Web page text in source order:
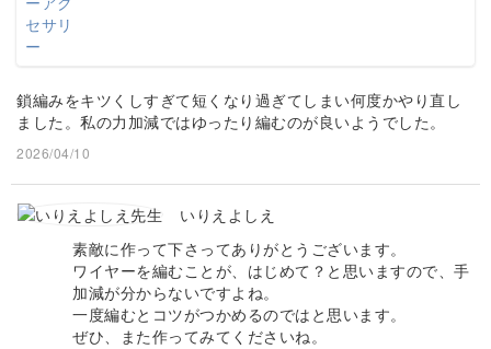
鎖編みをキツくしすぎて短くなり過ぎてしまい何度かやり直し
ました。私の力加減ではゆったり編むのが良いようでした。
2026/04/10
いりえよしえ
素敵に作って下さってありがとうございます。
ワイヤーを編むことが、はじめて？と思いますので、手
加減が分からないですよね。
一度編むとコツがつかめるのではと思います。
ぜひ、また作ってみてくださいね。